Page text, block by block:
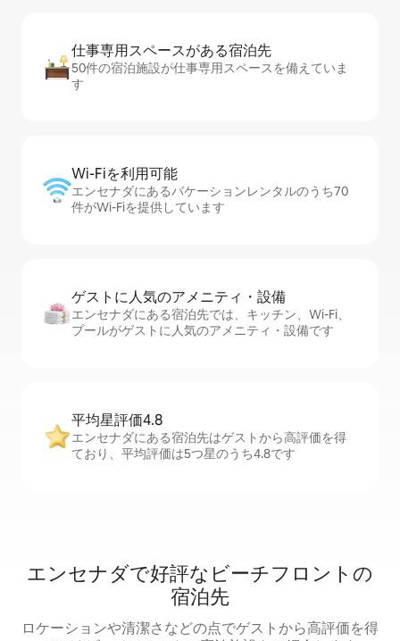
仕事専用ス⁠ペ⁠ー⁠スがあ⁠る宿⁠泊⁠先
50件の宿泊施設が仕事専用スペースを備えていま
す
Wi-Fiを利⁠用⁠可⁠能
エンセナダにあるバケーションレンタルのうち70
件がWi-Fiを提供しています
ゲストに人⁠気⁠のア⁠メ⁠ニ⁠テ⁠ィ・設⁠備
エンセナダにある宿泊先では、キッチン、Wi-Fi、
プールがゲストに人気のアメニティ・設備です
平均星評価4.8
エンセナダにある宿泊先はゲストから高評価を得
ており、平均評価は5つ星のうち4.8です
エンセナダで好評なビーチフロントの
宿泊先
ロケーションや清潔さなどの点でゲストから高評価を得